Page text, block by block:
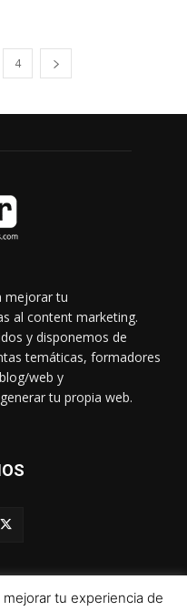
4
mejorar tu
al content marketing.
y disponemos de
temáticas, formadores
web y
tu propia web.
tu experiencia de